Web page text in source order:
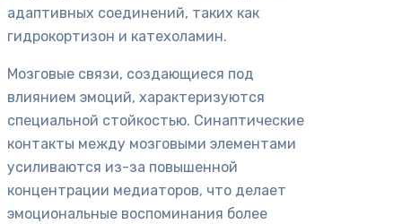
адаптивных соединений, таких как
гидрокортизон и катехоламин.
Мозговые связи, создающиеся под
влиянием эмоций, характеризуются
специальной стойкостью. Синаптические
контакты между мозговыми элементами
усиливаются из-за повышенной
концентрации медиаторов, что делает
эмоциональные воспоминания более